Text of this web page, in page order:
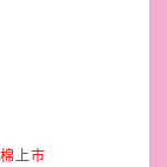
上市